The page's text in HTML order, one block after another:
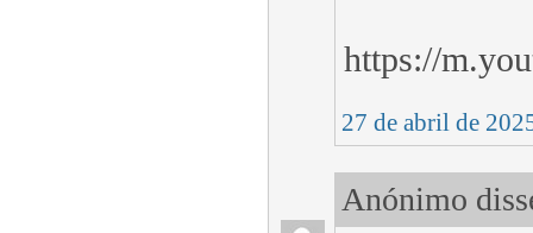
https://
27 de abril de
Anónimo